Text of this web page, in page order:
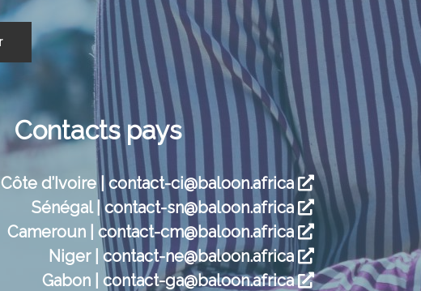
Contacts pays
Côte d’Ivoire | contact-ci@baloon.africa
Sénégal | contact-sn@baloon.africa
Cameroun | contact-cm@baloon.africa
Niger | contact-ne@baloon.africa
Gabon | contact-ga@baloon.africa